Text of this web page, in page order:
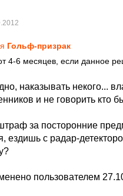
Гольф-призрак
4-6 месяцев, если данное
наказывать некого...
и не говорить кто
за посторонние
ездишь с радар-
пользователем